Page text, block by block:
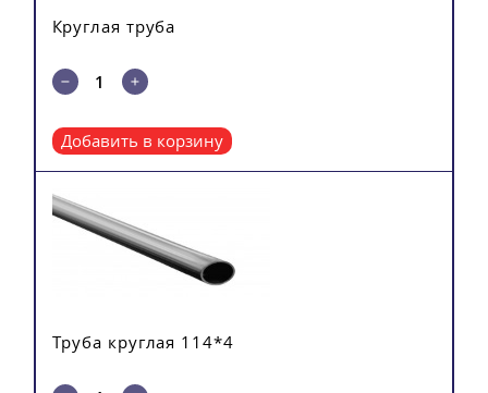
Круглая труба
Добавить в корзину
Труба круглая 114*4